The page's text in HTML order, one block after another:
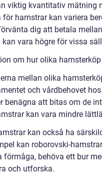
viktig kvantitativ mätning
för hamstrar kan variera
dig att betala
kan vara högre för vissa
om hur olika
mellan olika
och vårdbehovet
benägna att bitas om de
kan vara mindre
kan också ha
kan roborovski-
förmåga, behöva ett bur
och utforska.